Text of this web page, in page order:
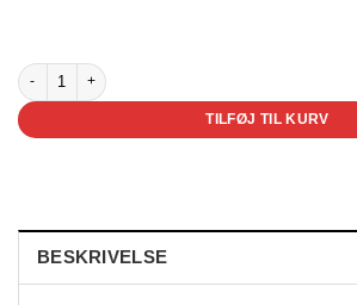
Lille Kritter - Kom nu i seng antal
TILFØJ TIL KURV
BESKRIVELSE